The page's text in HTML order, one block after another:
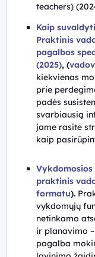
teachers)
Kaip
Praktinis
pagalbos
(2025), (
kiekvienas
prie
padės
svarbiausią
jame rasite
kaip
praktinis
formatu).
vykdomųjų
netinkamo
ir planavimo
pagalba